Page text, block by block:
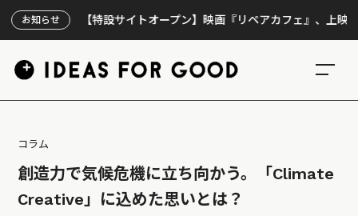
お知らせ
【特設サイトオープン】映画『リペアカフェ』、上映300回の
コラム
創造力で気候危機に立ち向かう。「Climate
Creative」に込めた思いとは？